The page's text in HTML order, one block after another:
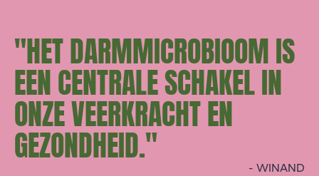
"HET DARMMICROBIOOM IS
EEN CENTRALE SCHAKEL IN
ONZE VEERKRACHT EN
GEZONDHEID."
- WINAND